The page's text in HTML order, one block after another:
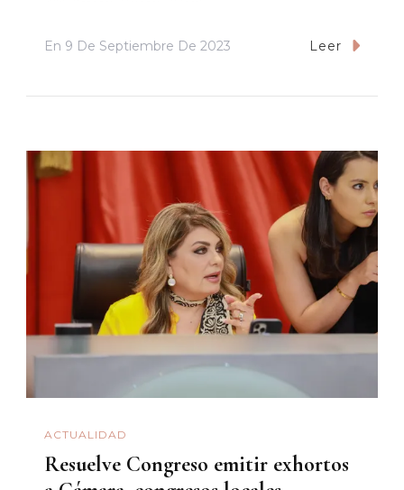
En 9 De Septiembre De 2023 Leer
ACTUALIDAD
Resuelve Congreso emitir exhortos